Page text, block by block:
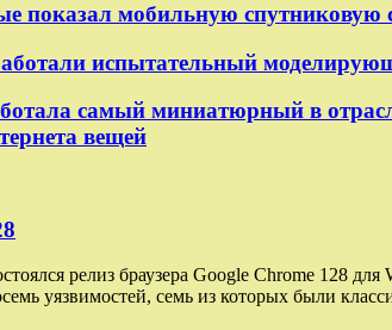
показал мобильную спутниковую
испытательный
самый миниатюрный в
вещей
релиз браузера Google Chrome
уязвимостей, семь из которых были